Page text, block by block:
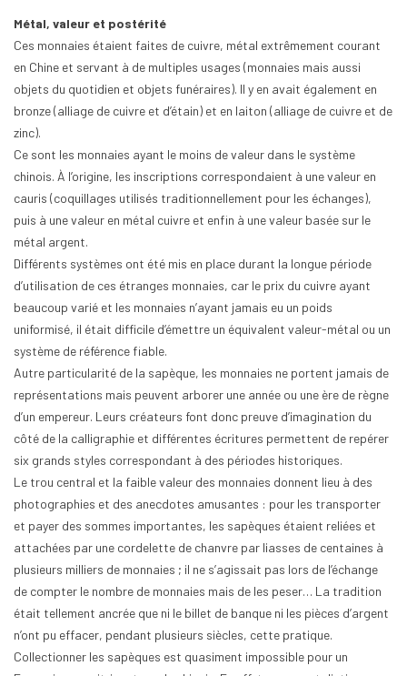
Métal, valeur et postérité
Ces monnaies étaient faites de cuivre, métal extrêmement courant
en Chine et servant à de multiples usages (monnaies mais aussi
objets du quotidien et objets funéraires). Il y en avait également en
bronze (alliage de cuivre et d’étain) et en laiton (alliage de cuivre et de
zinc).
Ce sont les monnaies ayant le moins de valeur dans le système
chinois. À l’origine, les inscriptions correspondaient à une valeur en
cauris (coquillages utilisés traditionnellement pour les échanges),
puis à une valeur en métal cuivre et enfin à une valeur basée sur le
métal argent.
Différents systèmes ont été mis en place durant la longue période
d’utilisation de ces étranges monnaies, car le prix du cuivre ayant
beaucoup varié et les monnaies n’ayant jamais eu un poids
uniformisé, il était difficile d’émettre un équivalent valeur-métal ou un
système de référence fiable.
Autre particularité de la sapèque, les monnaies ne portent jamais de
représentations mais peuvent arborer une année ou une ère de règne
d’un empereur. Leurs créateurs font donc preuve d’imagination du
côté de la calligraphie et différentes écritures permettent de repérer
six grands styles correspondant à des périodes historiques.
Le trou central et la faible valeur des monnaies donnent lieu à des
photographies et des anecdotes amusantes : pour les transporter
et payer des sommes importantes, les sapèques étaient reliées et
attachées par une cordelette de chanvre par liasses de centaines à
plusieurs milliers de monnaies ; il ne s’agissait pas lors de l’échange
de compter le nombre de monnaies mais de les peser… La tradition
était tellement ancrée que ni le billet de banque ni les pièces d’argent
n’ont pu effacer, pendant plusieurs siècles, cette pratique.
Collectionner les sapèques est quasiment impossible pour un